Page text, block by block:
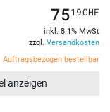
Auftragsbezogen bestellbar
7519CHF
inkl. 8.1% MwSt
zzgl. Versandkosten
anzeigen